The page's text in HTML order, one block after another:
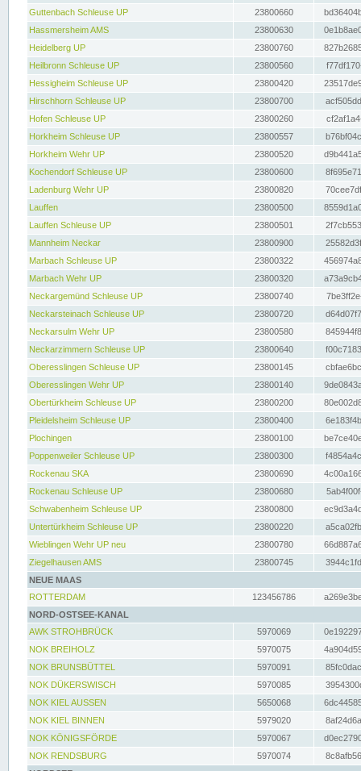
Guttenbach Schleuse UP
23800660
Hassmersheim AMS
23800630
Heidelberg UP
23800760
Heilbronn Schleuse UP
23800560
Hessigheim Schleuse UP
23800420
Hirschhorn Schleuse UP
23800700
Hofen Schleuse UP
23800260
Horkheim Schleuse UP
23800557
Horkheim Wehr UP
23800520
Kochendorf Schleuse UP
23800600
Ladenburg Wehr UP
23800820
Lauffen
23800500
Lauffen Schleuse UP
23800501
Mannheim Neckar
23800900
Marbach Schleuse UP
23800322
Marbach Wehr UP
23800320
Neckargemünd Schleuse UP
23800740
Neckarsteinach Schleuse UP
23800720
Neckarsulm Wehr UP
23800580
Neckarzimmern Schleuse UP
23800640
Oberesslingen Schleuse UP
23800145
Oberesslingen Wehr UP
23800140
Obertürkheim Schleuse UP
23800200
Pleidelsheim Schleuse UP
23800400
Plochingen
23800100
Poppenweiler Schleuse UP
23800300
Rockenau SKA
23800690
Rockenau Schleuse UP
23800680
Schwabenheim Schleuse UP
23800800
Untertürkheim Schleuse UP
23800220
Wieblingen Wehr UP neu
23800780
Ziegelhausen AMS
23800745
NEUE MAAS
ROTTERDAM
123456786
NORD-OSTSEE-KANAL
AWK STROHBRÜCK
5970069
NOK BREIHOLZ
5970075
NOK BRUNSBÜTTEL
5970091
NOK DÜKERSWISCH
5970085
NOK KIEL AUSSEN
5650068
NOK KIEL BINNEN
5979020
NOK KÖNIGSFÖRDE
5970067
NOK RENDSBURG
5970074